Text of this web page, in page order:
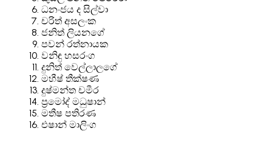
ධනංජය ද සිල්වා
චරිත් අසලංක
ජනිත් ලියනගේ
පවන් රත්නායක
වනිඳු හසරංග
දුනිත් වෙල්ලාලගේ
මහීෂ් තීක්ෂණ
දුෂ්මන්ත චමීර
ප්‍රමෝද් මධුෂාන්
මතීෂ පතිරණ
එෂාන් මාලිංග